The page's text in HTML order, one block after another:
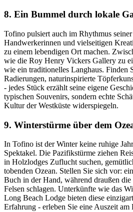
8. Ein Bummel durch lokale
Tofino pulsiert auch im Rhythmus
Handwerkerinnen und vielseitigen
zu einem lebendigen Ort machen.
wie die Roy Henry Vickers Gallery zu
wie ein traditionelles Langhaus. Finden
Radierungen, naturinspirierte
- jedes Stück erzählt seine eigene
typischen Souvenirs, sondern echte
Kultur der Westküste widerspiegeln.
9. Winterstürme über dem
In Tofino ist der Winter keine ruhige
Spektakel. Die Pazifikstürme ziehen
in Holzlodges Zuflucht suchen,
tobenden Ozean. Stellen Sie sich vor:
Buch in der Hand, während draußen
Felsen schlagen. Unterkünfte wie das
Long Beach Lodge bieten diese
Erfahrung - erleben Sie eine Auszeit am